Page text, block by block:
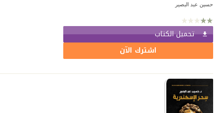
حسين عبد البصير
تحميل الكتاب
اشترك الآن